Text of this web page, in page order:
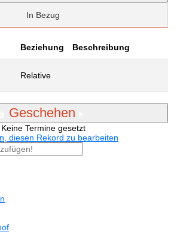
In Bezug
Beziehung Beschreibung
Relative
Geschehen
Keine Termine gesetzt
diesen Rekord zu bearbeiten